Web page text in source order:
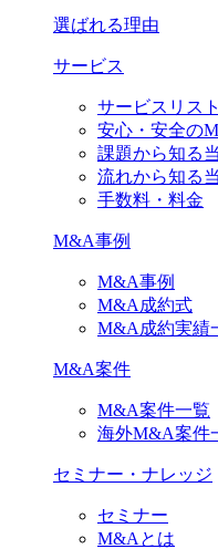
選ばれる理由
サービス
サービスリスト
安心・安全の
課題から知る
流れから知る
手数料・料金
M&A事例
M&A事例
M&A成約式
M&A成約実績
M&A案件
M&A案件一覧
海外M&A案件
セミナー・ナレッジ
セミナー
M&Aとは